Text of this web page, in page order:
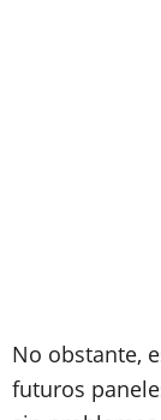
No obstante,
futuros